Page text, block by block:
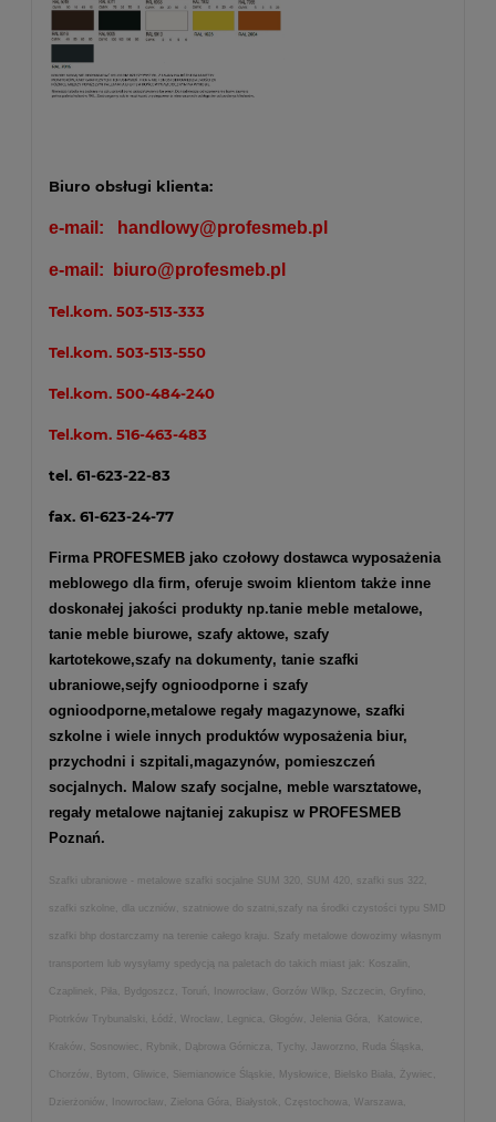
Biuro obsługi klienta:
e-mail: handlowy@profesmeb.pl
e-mail: biuro@profesmeb.pl
Tel.kom. 503-513-333
Tel.kom. 503-513-550
Tel.kom. 500-484-240
Tel.kom. 516-463-483
tel. 61-623-22-83
fax. 61-623-24-77
Firma PROFESMEB jako czołowy dostawca wyposażenia
meblowego dla firm, oferuje swoim klientom także inne
doskonałej jakości produkty np.tanie meble metalowe,
tanie meble biurowe, szafy aktowe, szafy
kartotekowe,szafy na dokumenty, tanie szafki
ubraniowe,sejfy ognioodporne i szafy
ognioodporne,metalowe regały magazynowe, szafki
szkolne i wiele innych produktów wyposażenia biur,
przychodni i szpitali,magazynów, pomieszczeń
socjalnych. Malow szafy socjalne, meble warsztatowe,
regały metalowe najtaniej zakupisz w PROFESMEB
Poznań.
Szafki ubraniowe - metalowe szafki socjalne SUM 320, SUM 420, szafki sus 322,
szafki szkolne, dla uczniów, szatniowe do szatni,szafy na środki czystości typu SMD
szafki bhp dostarczamy na terenie całego kraju. Szafy metalowe dowozimy własnym
transportem lub wysyłamy spedycją na paletach do takich miast jak: Koszalin,
Czaplinek, Piła, Bydgoszcz, Toruń, Inowrocław, Gorzów Wlkp, Szczecin, Gryfino,
Piotrków Trybunalski, Łódź, Wrocław, Legnica, Głogów, Jelenia Góra, Katowice,
Kraków, Sosnowiec, Rybnik, Dąbrowa Górnicza, Tychy, Jaworzno, Ruda Śląska,
Chorzów, Bytom, Gliwice, Siemianowice Śląskie, Mysłowice, Bielsko Biała, Żywiec,
Dzierżoniów, Inowrocław, Zielona Góra, Białystok, Częstochowa, Warszawa,